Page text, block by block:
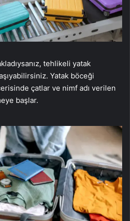
tehlikeli yatak
Yatak böceği
çatlar ve nimf adı verilen
başlar.